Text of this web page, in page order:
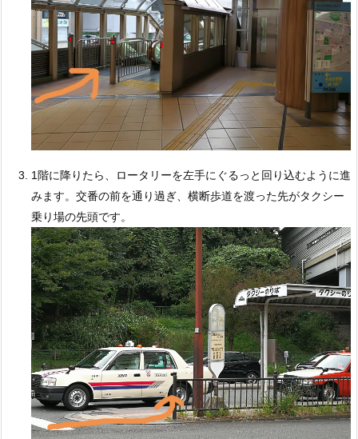
1階に降りたら、ロータリーを左手にぐるっと回り込むように進
みます。交番の前を通り過ぎ、横断歩道を渡った先がタクシー
乗り場の先頭です。